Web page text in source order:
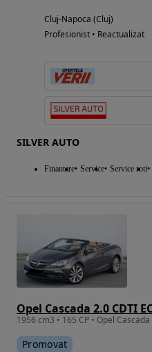
Cluj-Napoca (Cluj)
Profesionist • Reactualizat
SILVER AUTO
Finantare Service Service roti
Promovat